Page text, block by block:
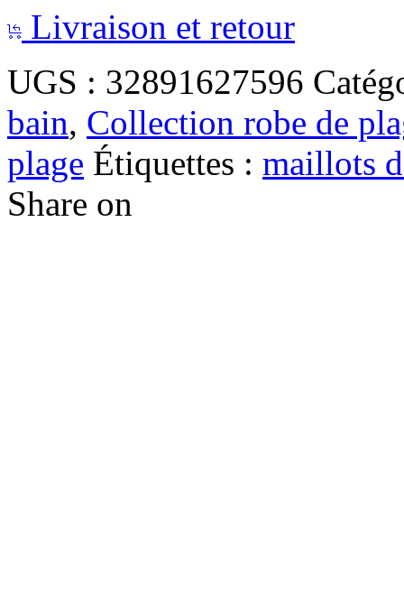
Livraison et retour
UGS : 32891627596
bain, Collection robe de
plage Étiquettes : maillots
Share on